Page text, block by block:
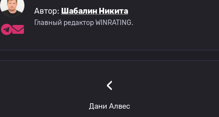
Автор: Шабалин Никита
Главный редактор WINRATING.
‹
Дани Алвес